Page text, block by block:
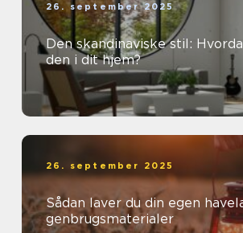
26. september 2025
Den skandinaviske stil:
den i dit hjem?
26. september 2025
Sådan laver du din egen
genbrugsmaterialer